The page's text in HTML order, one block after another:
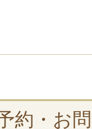
約・お